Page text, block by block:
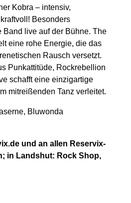
Kobra – intensiv,
Besonders
Band live auf der Bühne. The
eine rohe Energie, die das
Rausch versetzt.
Punkattitüde, Rockrebellion
schafft eine einzigartige
mitreißenden Tanz verleitet.
Bluwonda
und an allen Reservix-
in Landshut: Rock Shop,